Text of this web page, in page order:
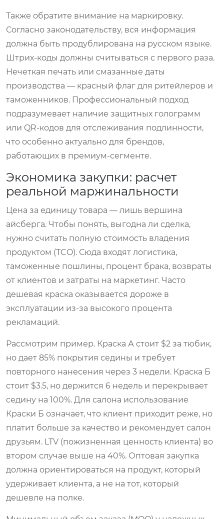
Также обратите внимание на маркировку.
Согласно законодательству, вся информация
должна быть продублирована на русском языке.
Штрих-коды должны считываться с первого раза.
Нечеткая печать или смазанные даты
производства — красный флаг для ритейлеров и
таможенников. Профессиональный подход
подразумевает наличие защитных голограмм
или QR-кодов для отслеживания подлинности,
что особенно актуально для брендов,
работающих в премиум-сегменте.
Экономика закупки: расчет
реальной маржинальности
Цена за единицу товара — лишь вершина
айсберга. Чтобы понять, выгодна ли сделка,
нужно считать полную стоимость владения
продуктом (TCO). Сюда входят логистика,
таможенные пошлины, процент брака, возвраты
от клиентов и затраты на маркетинг. Часто
дешевая краска оказывается дороже в
эксплуатации из-за высокого процента
рекламаций.
Рассмотрим пример. Краска А стоит $2 за тюбик,
но дает 85% покрытия седины и требует
повторного нанесения через 3 недели. Краска Б
стоит $3.5, но держится 6 недель и перекрывает
седину на 100%. Для салона использование
Краски Б означает, что клиент приходит реже, но
платит больше за качество и рекомендует салон
друзьям. LTV (пожизненная ценность клиента) во
втором случае выше на 40%. Оптовая закупка
должна ориентироваться на продукт, который
удерживает клиента, а не на тот, который
дешевле на полке.